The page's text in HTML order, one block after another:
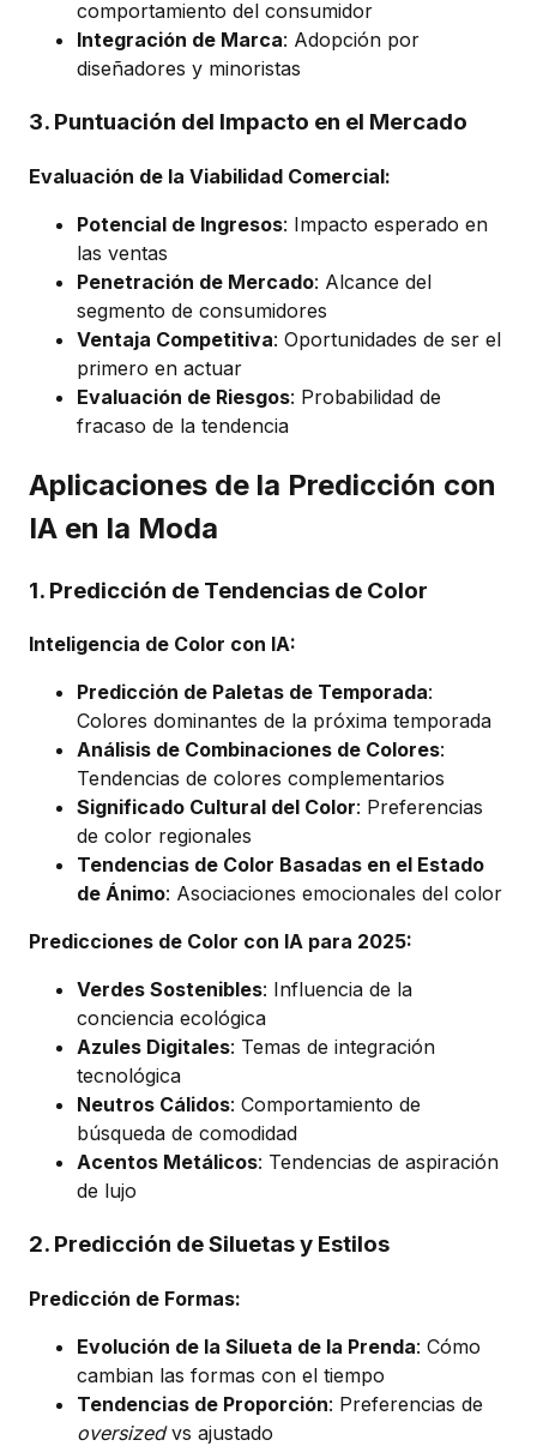
comportamiento del consumidor
Integración de Marca: Adopción por
diseñadores y minoristas
3. Puntuación del Impacto en el Mercado
Evaluación de la Viabilidad Comercial:
Potencial de Ingresos: Impacto esperado en
las ventas
Penetración de Mercado: Alcance del
segmento de consumidores
Ventaja Competitiva: Oportunidades de ser el
primero en actuar
Evaluación de Riesgos: Probabilidad de
fracaso de la tendencia
Aplicaciones de la Predicción con
IA en la Moda
1. Predicción de Tendencias de Color
Inteligencia de Color con IA:
Predicción de Paletas de Temporada:
Colores dominantes de la próxima temporada
Análisis de Combinaciones de Colores:
Tendencias de colores complementarios
Significado Cultural del Color: Preferencias
de color regionales
Tendencias de Color Basadas en el Estado
de Ánimo: Asociaciones emocionales del color
Predicciones de Color con IA para 2025:
Verdes Sostenibles: Influencia de la
conciencia ecológica
Azules Digitales: Temas de integración
tecnológica
Neutros Cálidos: Comportamiento de
búsqueda de comodidad
Acentos Metálicos: Tendencias de aspiración
de lujo
2. Predicción de Siluetas y Estilos
Predicción de Formas:
Evolución de la Silueta de la Prenda: Cómo
cambian las formas con el tiempo
Tendencias de Proporción: Preferencias de
oversizedvs ajustado